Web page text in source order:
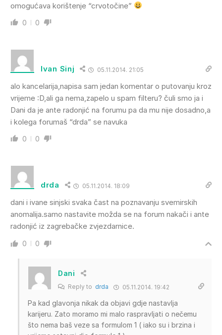
omogućava korištenje “crvotočine”
0 0
Ivan Sinj 05.11.2014. 21:05
alo kancelarija,napisa sam jedan komentar o putovanju kroz
vrijeme :D,ali ga nema,zapelo u spam filteru? čuli smo ja i
Dani da je ante radonjić na forumu pa da mu nije dosadno,a
i kolega forumaš “drda” se navuka
0 0
drda 05.11.2014. 18:09
dani i ivane sinjski svaka čast na poznavanju svemirskih
anomalija.samo nastavite možda se na forum nakači i ante
radonjić iz zagrebačke zvjezdarnice.
0 0
Dani
Reply to drda 05.11.2014. 19:42
Pa kad glavonja nikak da objavi gdje nastavlja
karijeru. Zato moramo mi malo raspravljati o nečemu
što nema baš veze sa formulom 1 ( iako su i brzina i